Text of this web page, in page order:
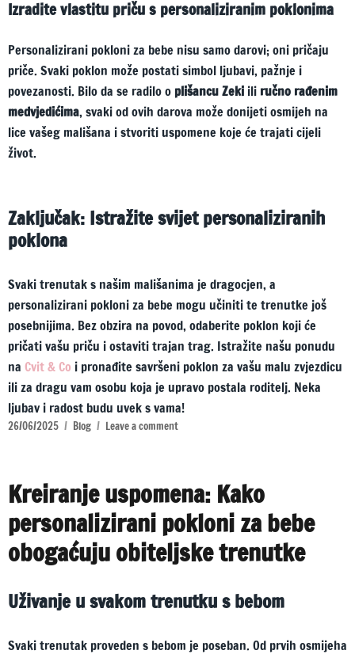
Izradite vlastitu priču s personaliziranim poklonima
Personalizirani pokloni za bebe nisu samo darovi; oni pričaju
priče. Svaki poklon može postati simbol ljubavi, pažnje i
povezanosti. Bilo da se radilo o plišancu Zeki ili ručno rađenim
medvjedićima, svaki od ovih darova može donijeti osmijeh na
lice vašeg mališana i stvoriti uspomene koje će trajati cijeli
život.
Zaključak: Istražite svijet personaliziranih
poklona
Svaki trenutak s našim mališanima je dragocjen, a
personalizirani pokloni za bebe mogu učiniti te trenutke još
posebnijima. Bez obzira na povod, odaberite poklon koji će
pričati vašu priču i ostaviti trajan trag. Istražite našu ponudu
na Cvit & Co i pronađite savršeni poklon za vašu malu zvjezdicu
ili za dragu vam osobu koja je upravo postala roditelj. Neka
ljubav i radost budu uvek s vama!
26/06/2025 Blog Leave a comment
Kreiranje uspomena: Kako
personalizirani pokloni za bebe
obogaćuju obiteljske trenutke
Uživanje u svakom trenutku s bebom
Svaki trenutak proveden s bebom je poseban. Od prvih osmijeha